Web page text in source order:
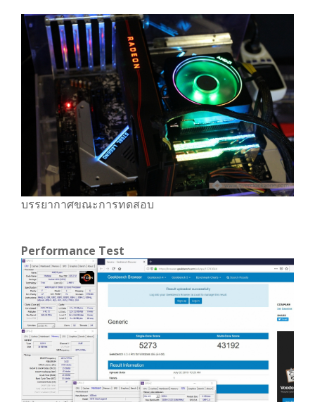
บรรยากาศขณะการทดสอบ
Performance Test